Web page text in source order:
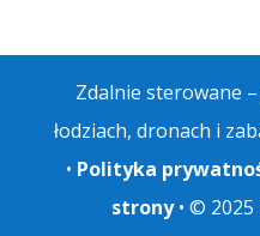
Zdalnie sterowane
łodziach, dronach i
• Polityka
strony• © 2025